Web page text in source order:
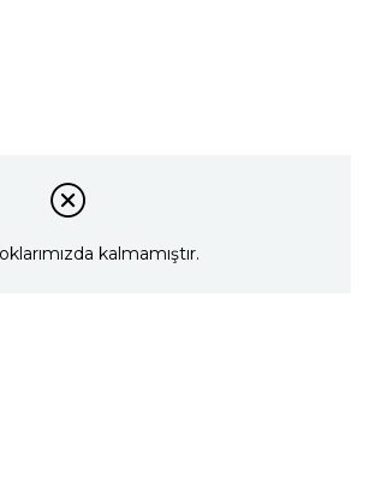
kalmamıştır.